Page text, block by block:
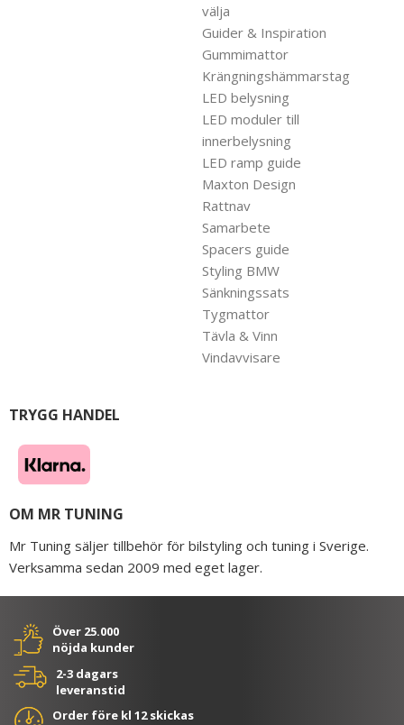
välja
Guider & Inspiration
Gummimattor
Krängningshämmarstag
LED belysning
LED moduler till
innerbelysning
LED ramp guide
Maxton Design
Rattnav
Samarbete
Spacers guide
Styling BMW
Sänkningssats
Tygmattor
Tävla & Vinn
Vindavvisare
TRYGG HANDEL
OM MR TUNING
Mr Tuning säljer tillbehör för bilstyling och tuning i Sverige.
Verksamma sedan 2009 med eget lager.
Över 25.000
nöjda kunder
2-3 dagars
leveranstid
Order före kl 12 skickas